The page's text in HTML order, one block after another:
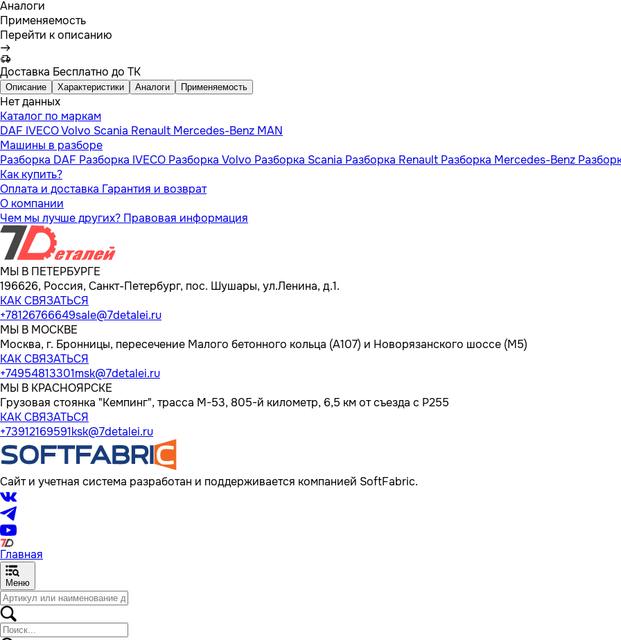
Аналоги
Применяемость
Перейти к описанию
Доставка Бесплатно до ТК
Описание Характеристики Аналоги Применяемость
Нет данных
Каталог по маркам
DAF IVECOVolvo Scania Renault Mercedes-Benz MAN
Машины в разборе
Разборка DAF Разборка IVECO Разборка Volvo Разборка Scania Разборка Renault Разборка Mercedes-Benz
Как купить?
Оплата и доставка Гарантия и возврат
О компании
Чем мы лучше других? Правовая информация
МЫ В ПЕТЕРБУРГЕ
196626, Россия, Санкт-Петербург, пос. Шушары, ул.Ленина, д.1.
КАК СВЯЗАТЬСЯ
+78126766649sale@7detalei.ru
МЫ В МОСКВЕ
Москва, г. Бронницы, пересечение Малого бетонного кольца (А107) и Новорязанского шоссе (М5)
КАК СВЯЗАТЬСЯ
+74954813301msk@7detalei.ru
МЫ В КРАСНОЯРСКЕ
Грузовая стоянка "Кемпинг", трасса M-53, 805-й километр, 6,5 км от съезда с Р255
КАК СВЯЗАТЬСЯ
+73912169591ksk@7detalei.ru
Сайт и учетная система разработан и поддерживается компанией SoftFabric.
Главная
Меню